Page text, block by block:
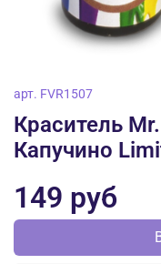
арт. FVR1507
Краситель
Капучино
149 руб